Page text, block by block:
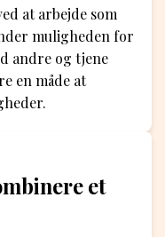
at arbejde som
muligheden for
andre og tjene
en måde at
et